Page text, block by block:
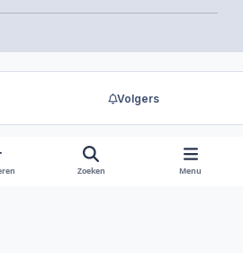
Volgers
om weer te geven.
Zoeken Menu